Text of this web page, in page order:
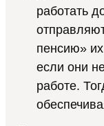
работать
пенсию»
если они
работе.